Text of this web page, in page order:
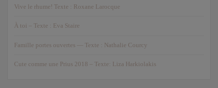
Vive le rhume! Texte : Roxane Larocque
À toi – Texte : Eva Staire
Famille portes ouvertes — Texte : Nathalie Courcy
Cute comme une Prius 2018 – Texte: Liza Harkiolakis